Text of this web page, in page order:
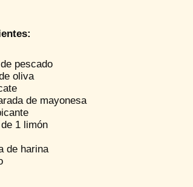
pescado
oliva
de mayonesa
1 limón
de harina